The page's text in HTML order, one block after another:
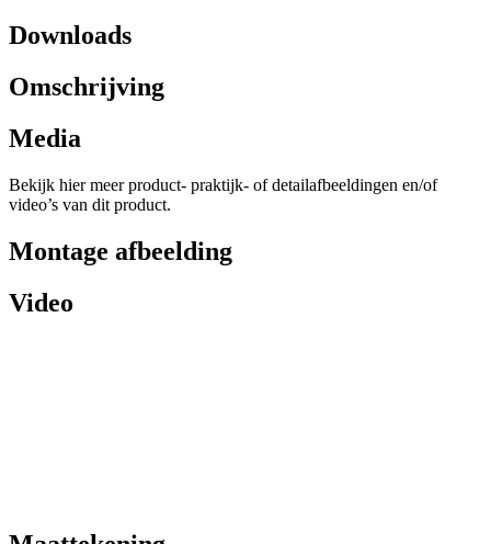
Downloads
Omschrijving
Media
Bekijk hier meer product- praktijk- of detailafbeeldingen en/of
video’s van dit product.
Montage afbeelding
Video